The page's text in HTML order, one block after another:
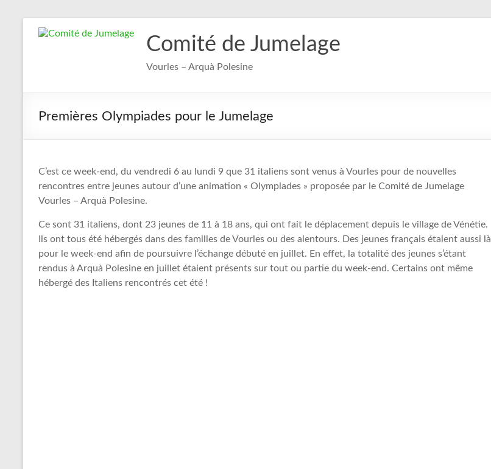
Comité de Jumelage
Vourles – Arquà Polesine
Premières Olympiades pour le Jumelage
C’est ce week-end, du vendredi 6 au lundi 9 que 31 italiens sont venus à Vourles pour de nouvelles
rencontres entre jeunes autour d’une animation « Olympiades » proposée par le Comité de Jumelage
Vourles – Arquà Polesine.
Ce sont 31 italiens, dont 23 jeunes de 11 à 18 ans, qui ont fait le déplacement depuis le village de Vénétie.
Ils ont tous été hébergés dans des familles de Vourles ou des alentours. Des jeunes français étaient aussi là
pour le week-end afin de poursuivre l’échange débuté en juillet. En effet, la totalité des jeunes s’étant
rendus à Arquà Polesine en juillet étaient présents sur tout ou partie du week-end. Certains ont même
hébergé des Italiens rencontrés cet été !